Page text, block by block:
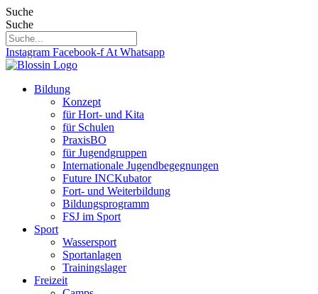
Zum
Inhalt
springen
Suche
Suche
Instagram Facebook-f At Whatsapp
Bildung
Konzept
für Hort- und Kita
für Schulen
PraxisBO
für Jugendgruppen
Internationale Jugendbegegnungen
Future INCKubator
Fort- und Weiterbildung
Bildungsprogramm
FSJ im Sport
Sport
Wassersport
Sportanlagen
Trainingslager
Freizeit